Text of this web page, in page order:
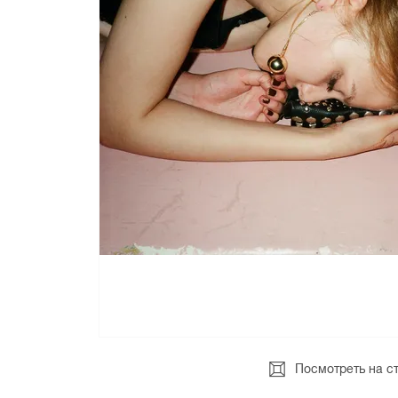
Посмотреть на